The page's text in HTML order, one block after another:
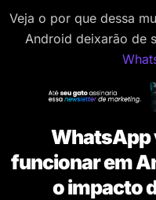
Veja o por que dessa
Android deixarão de
WhatsApp
funcionar em
o impacto